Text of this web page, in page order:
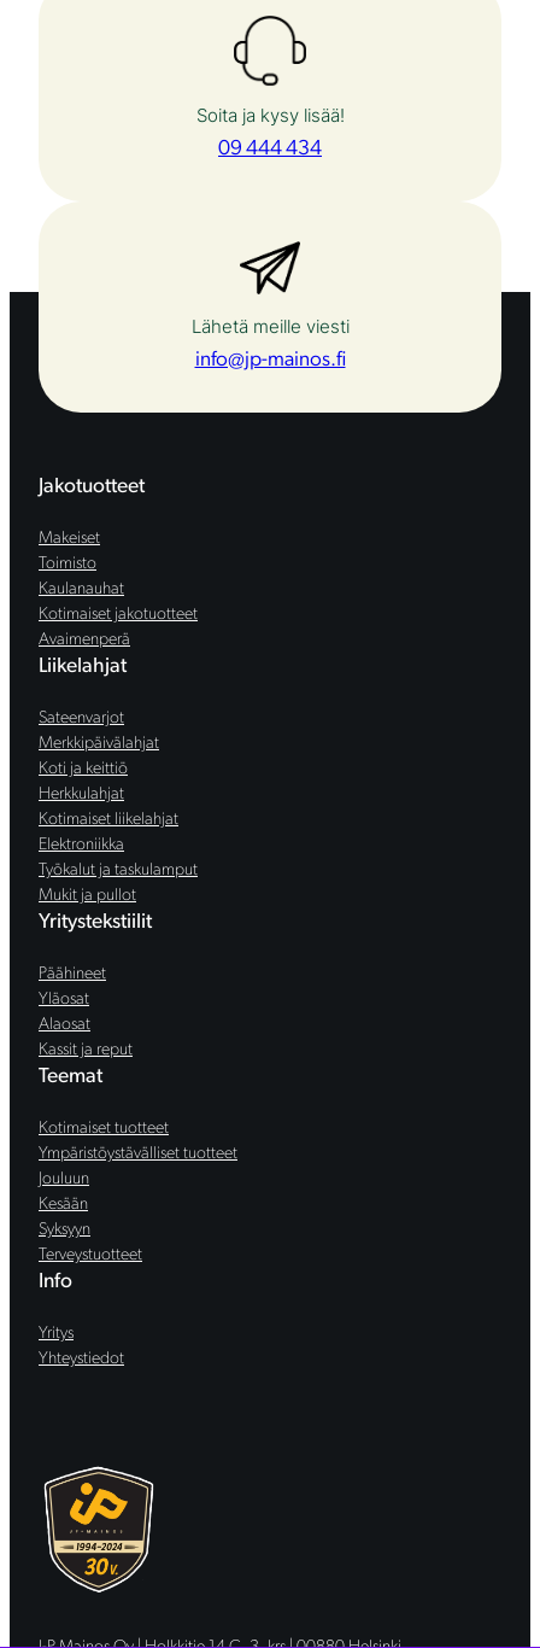
Soita ja kysy lisää!
09 444 434
Lähetä meille viesti
info@jp-mainos.fi
Jakotuotteet
Makeiset
Toimisto
Kaulanauhat
Kotimaiset jakotuotteet
Avaimenperä
Liikelahjat
Sateenvarjot
Merkkipäivälahjat
Koti ja keittiö
Herkkulahjat
Kotimaiset liikelahjat
Elektroniikka
Työkalut ja taskulamput
Mukit ja pullot
Yritystekstiilit
Päähineet
Yläosat
Alaosat
Kassit ja reput
Teemat
Kotimaiset tuotteet
Ympäristöystävälliset tuotteet
Jouluun
Kesään
Syksyyn
Terveystuotteet
Info
Yritys
Yhteystiedot